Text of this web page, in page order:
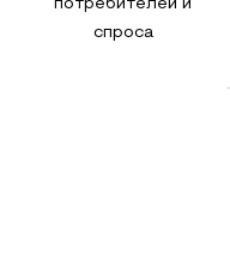
потребителей и
спроса